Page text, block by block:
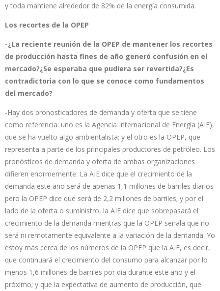
y toda mantiene alrededor de 82% de la energía consumida.
Los recortes de la OPEP
-¿La reciente reunión de la OPEP de mantener los recortes
de producción hasta fines de año generó confusión en el
mercado?¿Se esperaba que pudiera ser revertida?¿Es
contradictoria con lo que se conoce como fundamentos
del mercado?
-Hay dos pronosticadores de demanda y oferta que se tiene
como referencia: uno es la Agencia Internacional de Energía (AIE),
que se ha vuelto algo ambientalista; y el otro es la OPEP, que
representa a parte de los principales productores de petróleo. Los
pronósticos de demanda y oferta de ambas organizaciones
difieren enormemente. La AIE dice que el crecimiento de la
demanda este año será de apenas 1,1 millones de barriles diarios
pero la OPEP dice que será de 2,2 millones de barriles; y por el
lado de la oferta o suministro, la AIE dice que sobrepasará el
crecimiento de la demanda mientras que la OPEP señala que no
será ni remotamente equivalente a la variación de la demanda. Yo
estoy más cerca de los números de la OPEP que la AIE, es decir,
que continuará el crecimiento del consumo para alcanzar por lo
menos 1,6 millones de barriles por día durante este año y el
próximo; y que la expectativa de aumento de producción, que